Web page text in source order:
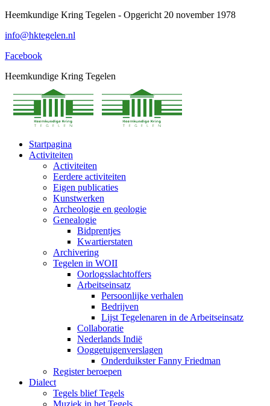
Spring
content
Heemkundige Kring Tegelen - Opgericht 20 november 1978
info@hktegelen.nl
Facebook
Heemkundige Kring Tegelen
Startpagina
Activiteiten
Activiteiten
Eerdere activiteiten
Eigen publicaties
Kunstwerken
Archeologie en geologie
Genealogie
Bidprentjes
Kwartierstaten
Archivering
Tegelen in WOII
Oorlogsslachtoffers
Arbeitseinsatz
Persoonlijke verhalen
Bedrijven
Lijst Tegelenaren in de Arbeitseinsatz
Collaboratie
Nederlands Indië
Ooggetuigenverslagen
Onderduikster Fanny Friedman
Register beroepen
Dialect
Tegels blief Tegels
Muziek in het Tegels